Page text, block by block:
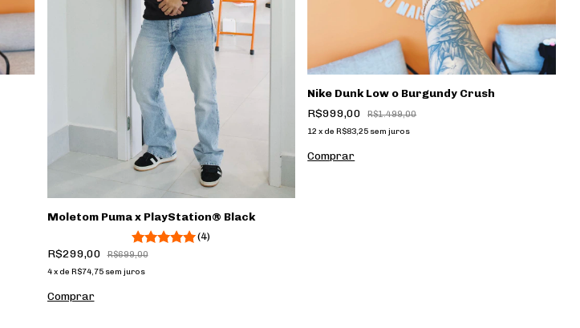
Moletom Puma x PlayStation® Black
(4)
R$299,00 R$699,00
4 x de R$74,75 sem juros
Comprar
Nike Dunk Low o Burgundy Crush
R$999,00
R$1.499,00
12 x deR$83,25 sem juros
Comprar